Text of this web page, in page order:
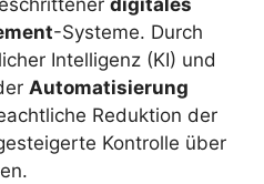
digitales
-Systeme. Durch
Intelligenz (KI) und
Automatisierung
Reduktion der
Kontrolle über